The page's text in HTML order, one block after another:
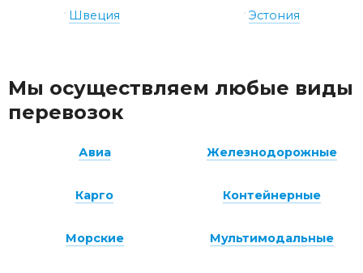
Швеция Эстония
Мы осуществляем любые виды
перевозок
Авиа Железнодорожные
Карго Контейнерные
Морские Мультимодальные